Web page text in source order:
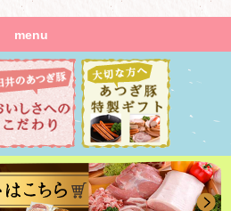
menu